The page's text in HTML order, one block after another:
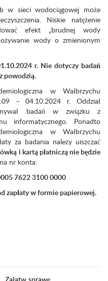
w sieci wodociągowej może
Niskie natężenie
efekt „brudnej wody
wody o zmienionym
r. Nie dotyczy badań
powodzią.
w Wałbrzychu
– 04.10.2024 r. Oddział
badań w związku z
informatycznego. Ponadto
w Wałbrzychu
za badania należy uiszczać
i kartą płatniczą nie będzie
nr konta:
7622 3100 0000
zapłaty w formie papierowej.